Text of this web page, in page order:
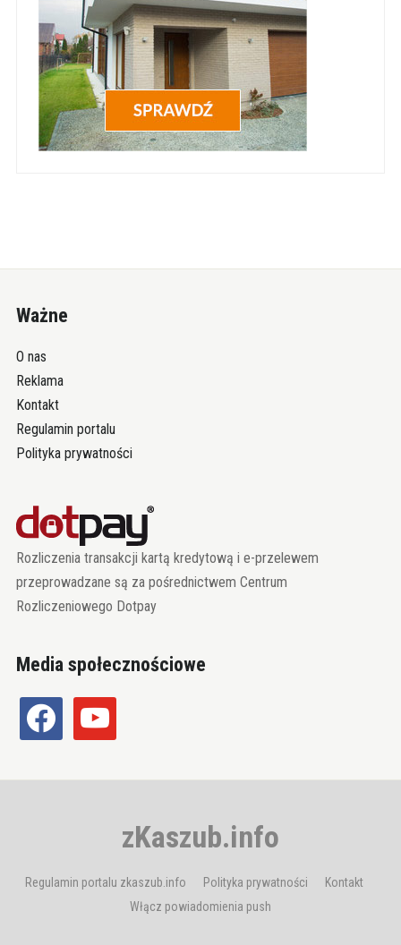
Ważne
O nas
Reklama
Kontakt
Regulamin portalu
Polityka prywatności
Rozliczenia transakcji kartą kredytową i e-przelewem
przeprowadzane są za pośrednictwem Centrum
Rozliczeniowego Dotpay
Media społecznościowe
facebook youtube
zKaszub.info
Regulamin portalu zkaszub.info Polityka prywatności
Kontakt
Włącz powiadomienia push